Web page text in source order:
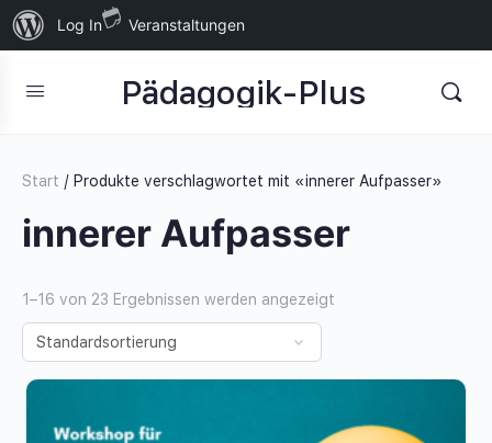
Über
WordPress
Log In Veranstaltungen
Pädagogik-Plus
Start / Produkte verschlagwortet mit «innerer Aufpasser»
innerer Aufpasser
1–16 von 23 Ergebnissen werden angezeigt